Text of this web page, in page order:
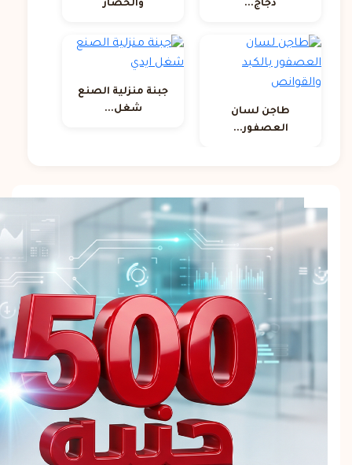
دجاج...
والخضار
طاجن لسان
العصفور...
جبنة منزلية الصنع
شغل...